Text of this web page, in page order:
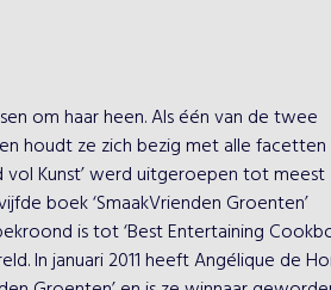
om haar heen. Als één van de twee
houdt ze zich bezig met alle facetten
vol Kunst’ werd uitgeroepen tot meest
boek ‘SmaakVrienden Groenten’
is tot ‘Best Entertaining
In januari 2011 heeft Angélique de